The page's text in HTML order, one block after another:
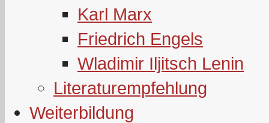
Karl Marx
Friedrich Engels
Wladimir Iljitsch Lenin
Literaturempfehlung
Weiterbildung